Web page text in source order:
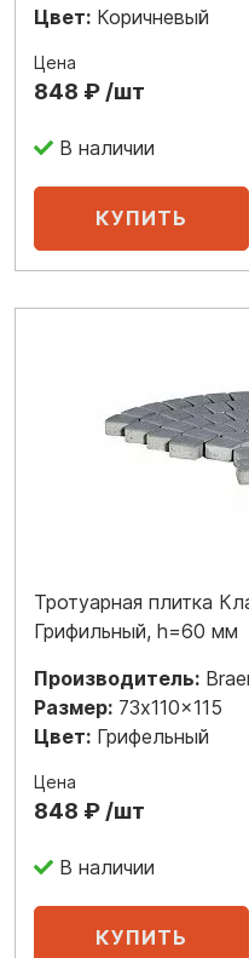
Цвет: Коричневый
Цена
848 ₽ /шт
В наличии
Тротуарная плитка
Грифильный, h=60 мм
Производитель:
Размер: 73x110x115
Цвет: Грифельный
Цена
848 ₽ /шт
В наличии